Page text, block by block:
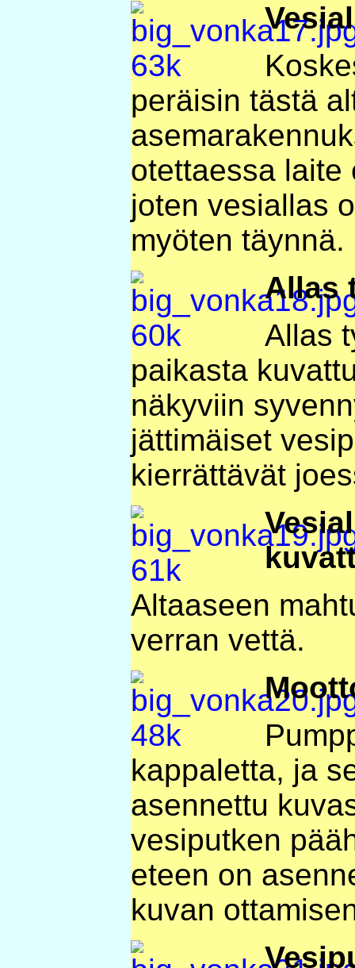
peräisin tästä
otettaessa laite
joten vesiallas
myöten täynnä.
Allas
Allas
paikasta
näkyviin
jättimäiset
kierrättävät
Altaaseen
verran vettä.
kappaletta, ja
asennettu
vesiputken
eteen on
kuvan